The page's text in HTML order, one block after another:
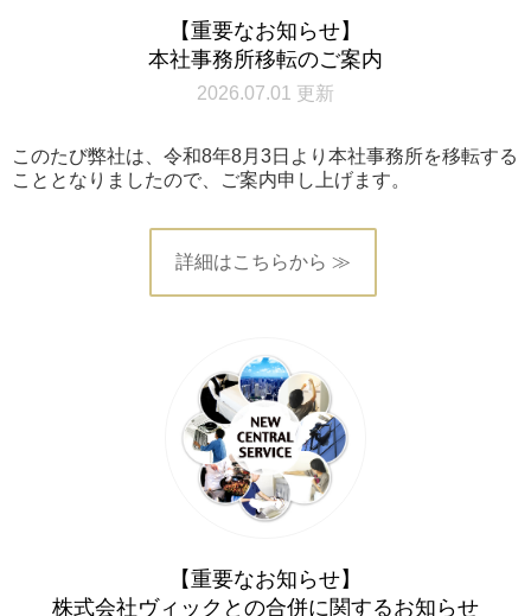
【重要なお知らせ】
本社事務所移転のご案内
2026.07.01 更新
このたび弊社は、令和8年8月3日より本社事務所を移転する
こととなりましたので、ご案内申し上げます。
詳細はこちらから ≫
【重要なお知らせ】
株式会社ヴィックとの合併に関するお知らせ